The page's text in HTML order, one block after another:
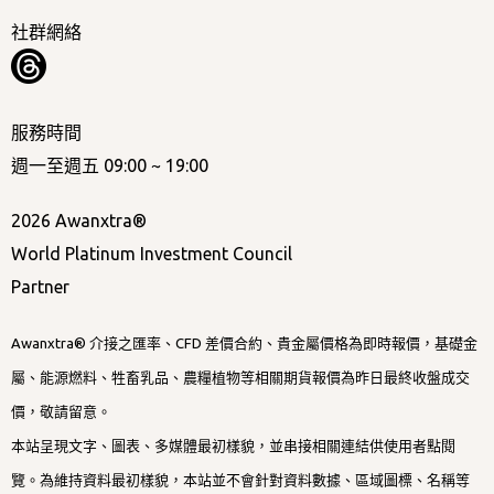
社群網絡
服務時間
週一至週五 09:00 ~ 19:00
2026 Awanxtra®
World Platinum Investment Council
Partner
Awanxtra® 介接之匯率、CFD 差價合約、貴金屬價格為即時報價，基礎金
屬、能源燃料、牲畜乳品、農糧植物等相關期貨報價為昨日最終收盤成交
價，敬請留意。
本站呈現文字、圖表、多媒體最初樣貌，並串接相關連結供使用者點閱
覽。為維持資料最初樣貌，本站並不會針對資料數據、區域圖標、名稱等